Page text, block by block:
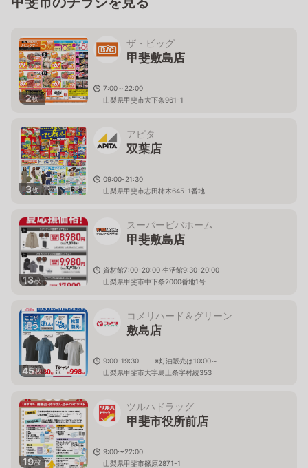
2枚
ザ・ビッグ
甲斐敷島店
7:00～22:00
山梨県甲斐市大下条961-1
3枚
アピタ
双葉店
09:00-21:30
山梨県甲斐市志田柿木645-1番地
13枚
スーパービバホーム
甲斐敷島店
資材館7:00-20:00 生活館9:30-20:00
山梨県甲斐市中下条2000番地1号
45枚
コメリハード＆グリーン
敷島店
9:00-19:30 ※灯油販売は10:00～
山梨県甲斐市大字島上条字村続353
19枚
ツルハドラッグ
甲斐市役所前店
9:00〜22:00
山梨県甲斐市篠原2871-1